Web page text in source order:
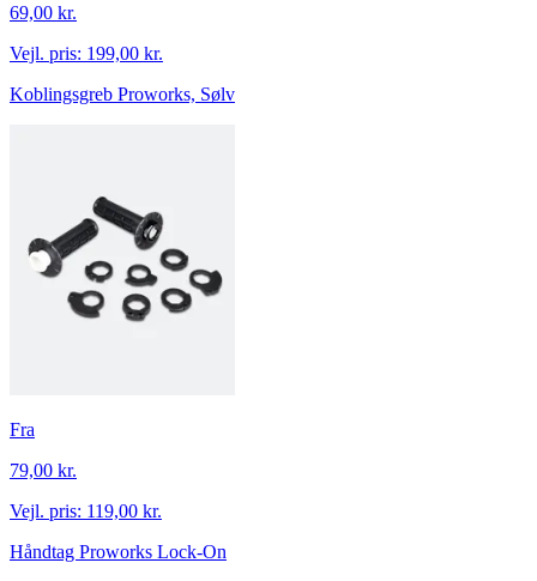
69,00 kr.
Vejl. pris: 199,00 kr.
Koblingsgreb Proworks, Sølv
Fra
79,00 kr.
Vejl. pris: 119,00 kr.
Håndtag Proworks Lock-On